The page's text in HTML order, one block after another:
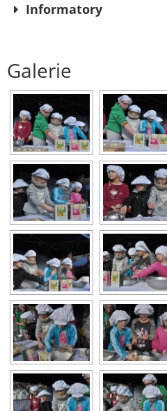
Informatory
Galerie